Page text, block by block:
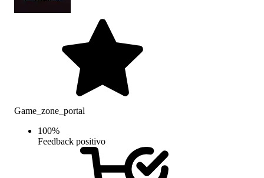
Game_zone_portal
100%
Feedback positivo